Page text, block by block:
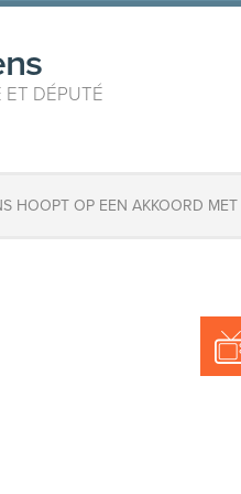
ET DÉPUTÉ
HOOPT OP EEN AKKOORD MET